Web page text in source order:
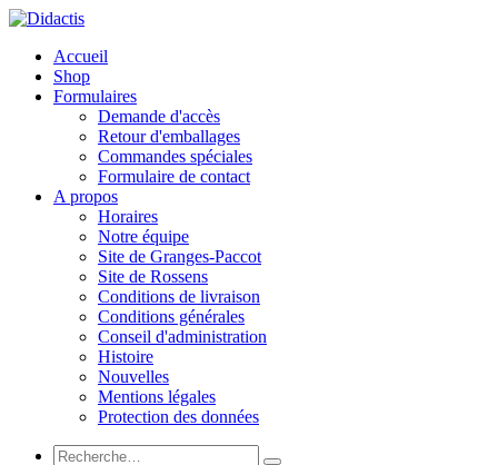
Accueil
Shop
Formulaires
Demande d'accès
Retour d'emballages
Commandes spéciales
Formulaire de contact
A propos
Horaires
Notre équipe
Site de Granges-Paccot
Site de Rossens
Conditions de livraison
Conditions générales
Conseil d'administration
Histoire
Nouvelles
Mentions légales
Protection des données